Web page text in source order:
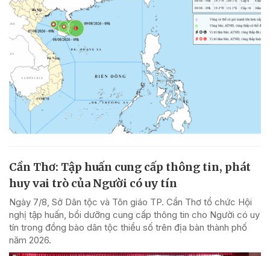
Cần Thơ: Tập huấn cung cấp thông tin, phát
huy vai trò của Người có uy tín
Ngày 7/8, Sở Dân tộc và Tôn giáo TP. Cần Thơ tổ chức Hội
nghị tập huấn, bồi dưỡng cung cấp thông tin cho Người có uy
tín trong đồng bào dân tộc thiểu số trên địa bàn thành phố
năm 2026.